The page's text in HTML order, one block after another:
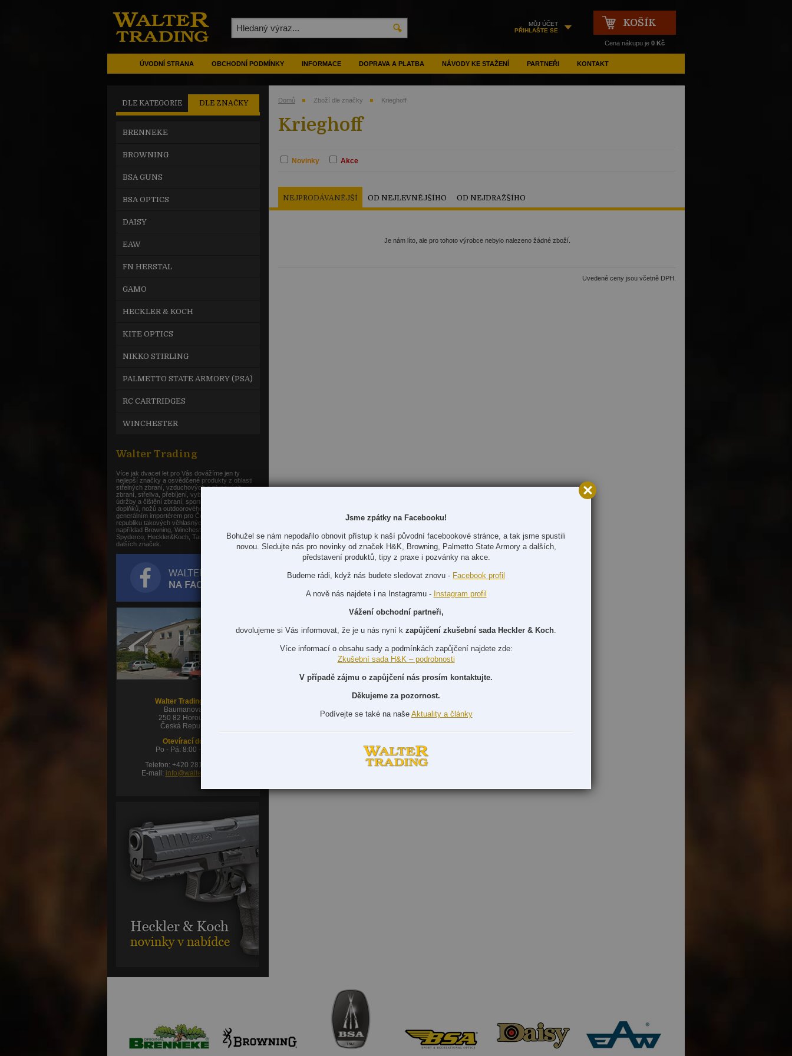
ÚVODNÍ STRANA OBCHODNÍ PODMÍNKY INFORMACE DOPRAVA A PLATBA NÁVODY KE STAŽENÍ PARTNEŘI KONTAKT
MŮJ ÚČET
PŘIHLAŠTE SE
KOŠÍK
Cena nákupu je 0 Kč
Domů Zboží dle značky Krieghoff
Krieghoff
Novinky Akce
NEJPRODÁVANĚJŠÍ OD NEJLEVNĚJŠÍHO OD NEJDRAŽŠÍHO
Je nám líto, ale pro tohoto výrobce nebylo nalezeno žádné zboží.
Uvedené ceny jsou včetně DPH.
DLE KATEGORIE DLE ZNAČKY
BRENNEKE
BROWNING
BSA GUNS
BSA OPTICS
DAISY
EAW
FN HERSTAL
GAMO
HECKLER & KOCH
KITE OPTICS
NIKKO STIRLING
PALMETTO STATE ARMORY (PSA)
RC CARTRIDGES
WINCHESTER
Walter Trading
Více jak dvacet let pro Vás dovážíme jen ty
nejlepší značky a osvědčené produkty z oblasti
střelných zbraní, vzduchových a plynových
zbraní, střeliva, přebíjení, vybavení střelnic,
údržby a čištění zbraní, sportovních a loveckých
doplňků, nožů a outdoorového vybavení. Jsme
generálním importérem pro Českou a Slovenskou
republiku takových věhlasných značek jako je
například Browning, Winchester, Gamo,
Spyderco, Heckler&Koch, Taurus, Nikko Stirling a
dalších značek.
Walter Trading s.r.o.
Baumanova 48
250 82 Horoušany
Česká Republika
Otevírací doba:
Po - Pá: 8:00 - 16:00
Telefon: +420 281 980 180
E-mail: info@waltertrading.cz
Jsme zpátky na Facebooku!
Bohužel se nám nepodařilo obnovit přístup k naší původní facebookové stránce, a tak jsme spustili
novou. Sledujte nás pro novinky od značek H&K, Browning, Palmetto State Armory a dalších,
představení produktů, tipy z praxe i pozvánky na akce.
Budeme rádi, když nás budete sledovat znovu - Facebook profil
A nově nás najdete i na Instagramu - Instagram profil
Vážení obchodní partneři,
dovolujeme si Vás informovat, že je u nás nyní k zapůjčení zkušební sada Heckler & Koch.
Více informací o obsahu sady a podmínkách zapůjčení najdete zde:
Zkušební sada H&K – podrobnosti
V případě zájmu o zapůjčení nás prosím kontaktujte.
Děkujeme za pozornost.
Podívejte se také na naše Aktuality a články